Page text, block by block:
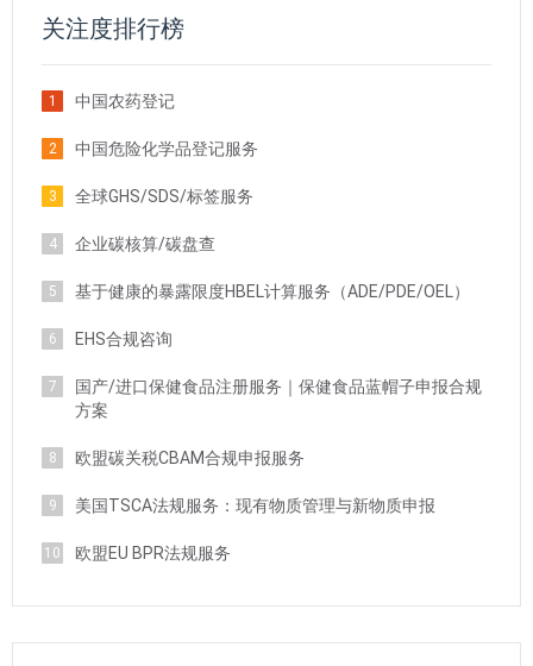
关注度排行榜
1 中国农药登记
2 中国危险化学品登记服务
3 全球GHS/SDS/标签服务
4 企业碳核算/碳盘查
5 基于健康的暴露限度HBEL计算服务（ADE/PDE/OEL）
6 EHS合规咨询
7
国产/进口保健食品注册服务｜保健食品蓝帽子申报合规
方案
8 欧盟碳关税CBAM合规申报服务
9 美国TSCA法规服务：现有物质管理与新物质申报
10 欧盟EU BPR法规服务